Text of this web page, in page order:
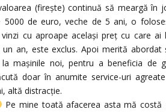
(firește) continuă să meargă în
5000 de euro, veche de 5 ani, o
cu aproape același preț cu care
an, este exclus. Apoi merită abordat
mașinile noi, pentru a beneficia de
doar în anumite service-uri
altă distracție.
Pe mine toată afacerea asta mă costă